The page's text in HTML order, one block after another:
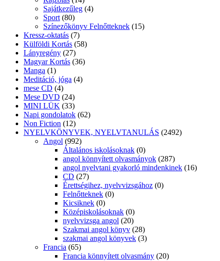
Sajátkezűleg (4)
Sport (80)
Színezőkönyv Felnőtteknek (15)
Kressz-oktatás (7)
Külföldi Kortás (58)
Lányregény (27)
Magyar Kortás (36)
Manga (1)
Meditáció, jóga (4)
mese CD (4)
Mese DVD (24)
MINI LÜK (33)
Napi gondolatok (62)
Non Fiction (12)
NYELVKÖNYVEK, NYELVTANULÁS (2492)
Angol (992)
Általános iskolásoknak (0)
angol könnyített olvasmányok (287)
angol nyelvtani gyakorló mindenkinek (16)
CD (27)
Érettségihez, nyelvvizsgához (0)
Felnőtteknek (0)
Kicsiknek (0)
Középiskolásoknak (0)
nyelvvizsga angol (20)
Szakmai angol könyv (28)
szakmai angol könyvek (3)
Francia (65)
Francia könnyített olvasmány (20)